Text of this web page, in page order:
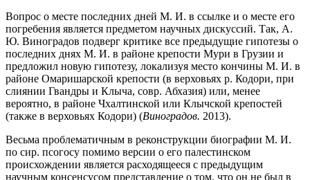
Вопрос о месте последних дней М. И. в ссылке и о месте его
погребения является предметом научных дискуссий. Так, А.
Ю. Виноградов подверг критике все предыдущие гипотезы о
последних днях М. И. в районе крепости Мури в Грузии и
предложил новую гипотезу, локализуя место кончины М. И. в
районе Омаришарской крепости (в верховьях р. Кодори, при
слиянии Гвандры и Клыча, совр. Абхазия) или, менее
вероятно, в районе Чхалтинской или Клычской крепостей
(также в верховьях Кодори) (Виноградов. 2013).
Весьма проблематичным в реконструкции биографии М. И.
по сир. псогосу помимо версии о его палестинском
происхождении является расходящееся с предыдущим
научным консенсусом представление о том, что он не был в